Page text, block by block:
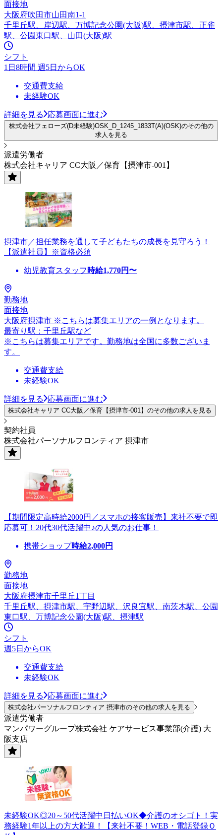
面接地
大阪府吹田市山田南1-1
千里丘駅、岸辺駅、万博記念公園(大阪)駅、摂津市駅、正雀
駅、公園東口駅、山田(大阪)駅
シフト
1日8時間 週5日からOK
交通費支給
未経験OK
詳細を見る 応募画面に進む
株式会社フェローズ(D未経験)OSK_D_1245_1833T(A)(OSK)のその他の
求人を見る
派遣労働者
株式会社キャリア CC大阪／保育【摂津市-001】
摂津市／担任業務を通して子どもたちの成長を見守ろう！
【派遣社員】※資格必須
幼児教育スタッフ 時給1,770円〜
勤務地
面接地
大阪府摂津市 ※こちらは募集エリアの一例となります。
最寄り駅：千里丘駅など
※こちらは募集エリアです。勤務地は全国に多数ございま
す。
交通費支給
未経験OK
詳細を見る 応募画面に進む
株式会社キャリア CC大阪／保育【摂津市-001】のその他の求人を見る
契約社員
株式会社パーソナルフロンティア 摂津市
【期間限定高時給2000円／スマホの接客販売】来社不要で即
応募可！20代30代活躍中♪の人気のお仕事！
携帯ショップ時給2,000円
勤務地
面接地
大阪府摂津市千里丘1丁目
千里丘駅、摂津市駅、宇野辺駅、沢良宜駅、南茨木駅、公園
東口駅、万博記念公園(大阪)駅、摂津駅
シフト
週5日からOK
交通費支給
未経験OK
詳細を見る 応募画面に進む
株式会社パーソナルフロンティア 摂津市のその他の求人を見る
派遣労働者
マンパワーグループ株式会社 ケアサービス事業部(介護) 大
阪支店
未経験OK◎20～50代活躍中日払いOK◆介護のオシゴト！実
務経験1年以上の方大歓迎！【来社不要！WEB・電話登録Ｏ